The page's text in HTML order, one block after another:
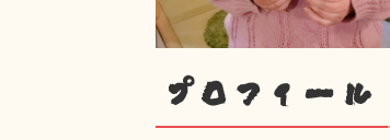
プロフィール